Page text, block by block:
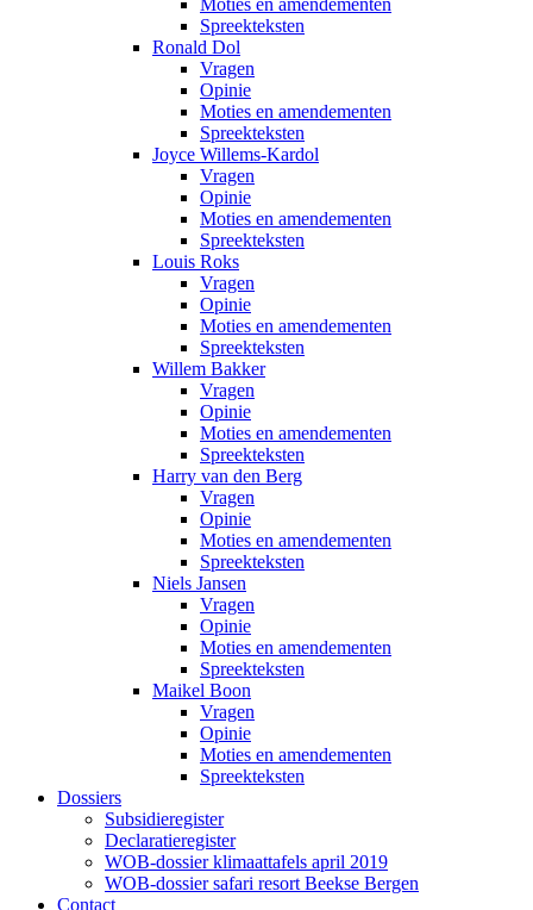
Moties en amendementen
Spreekteksten
Ronald Dol
Vragen
Opinie
Moties en amendementen
Spreekteksten
Joyce Willems-Kardol
Vragen
Opinie
Moties en amendementen
Spreekteksten
Louis Roks
Vragen
Opinie
Moties en amendementen
Spreekteksten
Willem Bakker
Vragen
Opinie
Moties en amendementen
Spreekteksten
Harry van den Berg
Vragen
Opinie
Moties en amendementen
Spreekteksten
Niels Jansen
Vragen
Opinie
Moties en amendementen
Spreekteksten
Maikel Boon
Vragen
Opinie
Moties en amendementen
Spreekteksten
Dossiers
Subsidieregister
Declaratieregister
WOB-dossier klimaattafels april 2019
WOB-dossier safari resort Beekse Bergen
Contact